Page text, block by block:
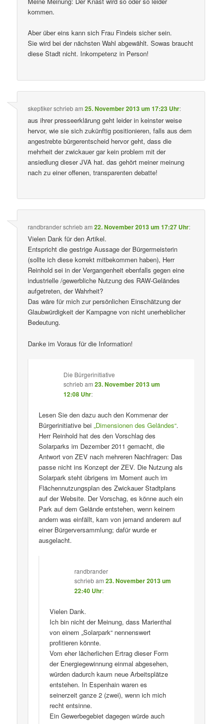
kommen.
Aber über eins kann sich Frau Findeis sicher sein.
Sie wird bei der nächsten Wahl abgewählt. Sowas braucht
diese Stadt nicht. Inkompetenz in Person!
skeptikerschriebam25. November 2013 um 17:23 Uhr:
aus ihrer presseerklärung geht leider in keinster weise
hervor, wie sie sich zukünftig positionieren, falls aus dem
angestrebte bürgerentscheid hervor geht, dass die
mehrheit der zwickauer gar kein problem mit der
ansiedlung dieser JVA hat. das gehört meiner meinung
nach zu einer offenen, transparenten debatte!
randbranderschriebam22. November 2013 um 17:27 Uhr:
Vielen Dank für den Artikel.
Entspricht die gestrige Aussage der Bürgermeisterin
(sollte ich diese korrekt mitbekommen haben), Herr
Reinhold sei in der Vergangenheit ebenfalls gegen eine
industrielle /gewerbliche Nutzung des RAW-Geländes
aufgetreten, der Wahrheit?
Das wäre für mich zur persönlichen Einschätzung der
Glaubwürdigkeit der Kampagne von nicht unerheblicher
Bedeutung.
Danke im Voraus für die Information!
Die Bürgerinitiative
schriebam23. November 2013 um
12:08 Uhr:
Lesen Sie den dazu auch den Kommenar der
Bürgerinitiative bei„Dimensionen des Geländes“.
Herr Reinhold hat des den Vorschlag des
Solarparks im Dezember 2011 gemacht, die
Antwort von ZEV nach mehreren Nachfragen: Das
passe nicht ins Konzept der ZEV. Die Nutzung als
Solarpark steht übrigens im Moment auch im
Flächennutzungsplan des Zwickauer Stadtplans
auf der Website. Der Vorschag, es könne auch ein
Park auf dem Gelände entstehen, wenn keinem
andern was einfällt, kam von jemand anderem auf
einer Bürgerversammlung; dafür wurde er
ausgelacht.
randbrander
schriebam23. November 2013 um
22:40 Uhr:
Vielen Dank.
Ich bin nicht der Meinung, dass Marienthal
von einem „Solarpark“ nennenswert
profitieren könnte.
Vom eher lächerlichen Ertrag dieser Form
der Energiegewinnung einmal abgesehen,
würden dadurch kaum neue Arbeitsplätze
entstehen. In Espenhain waren es
seinerzeit ganze 2 (zwei), wenn ich mich
recht entsinne.
Ein Gewerbegebiet dagegen würde auch